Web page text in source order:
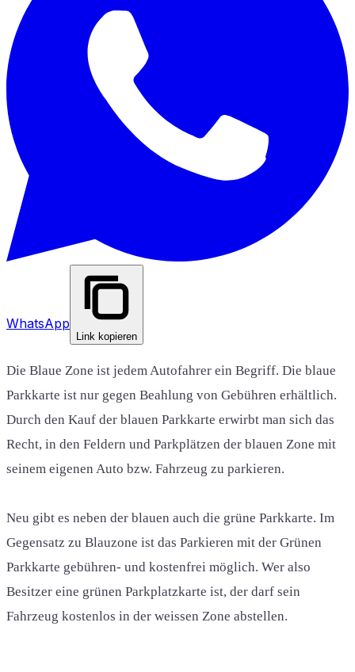
WhatsApp
Link kopieren
Die Blaue Zone ist jedem Autofahrer ein Begriff. Die blaue
Parkkarte ist nur gegen Beahlung von Gebühren erhältlich.
Durch den Kauf der blauen Parkkarte erwirbt man sich das
Recht, in den Feldern und Parkplätzen der blauen Zone mit
seinem eigenen Auto bzw. Fahrzeug zu parkieren.
Neu gibt es neben der blauen auch die grüne Parkkarte. Im
Gegensatz zu Blauzone ist das Parkieren mit der Grünen
Parkkarte gebühren- und kostenfrei möglich. Wer also
Besitzer eine grünen Parkplatzkarte ist, der darf sein
Fahrzeug kostenlos in der weissen Zone abstellen.